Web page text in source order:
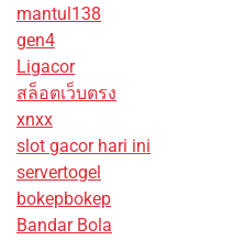
mantul138
gen4
Ligacor
สล็อตเว็บตรง
xnxx
slot gacor hari ini
servertogel
bokepbokep
Bandar Bola